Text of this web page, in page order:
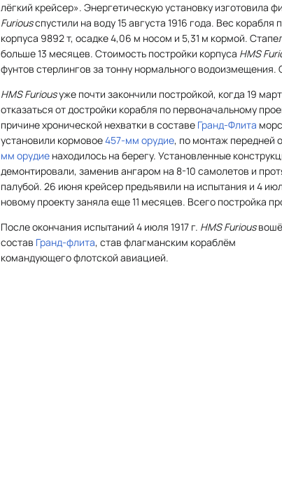
лёгкий крейсер». Энергетическую установку изготовила
Furiousспустили на воду 15 августа 1916 года. Вес
корпуса 9892 т, осадке 4,06 м носом и 5,31 м кормой.
больше 13 месяцев. Стоимость постройки корпуса HMS
фунтов стерлингов за тонну нормального водоизмещения.
HMS Furiousуже почти закончили постройкой, когда 19
отказаться от достройки корабля по первоначальному
причине хронической нехватки в составе Гранд-Флита
установили кормовое457-мм орудие, по монтаж передней
мм орудие находилось на берегу. Установленные
демонтировали, заменив ангаром на 8-10 самолетов и
палубой. 26 июня крейсер предъявили на испытания и 4
новому проекту заняла еще 11 месяцев. Всего постройка
После окончания испытаний 4 июля 1917 г. HMS Furious
состав Гранд-флита, став флагманским кораблём
командующего флотской авиацией.